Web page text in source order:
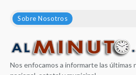
Sobre Nosotros
Nos enfocamos a informarte las últimas